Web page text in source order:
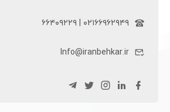
۰۲۱۶۶۹۶۲۹۴۹ | ۶۶۴۰۹۲۲۹
Info@iranbehkar.ir